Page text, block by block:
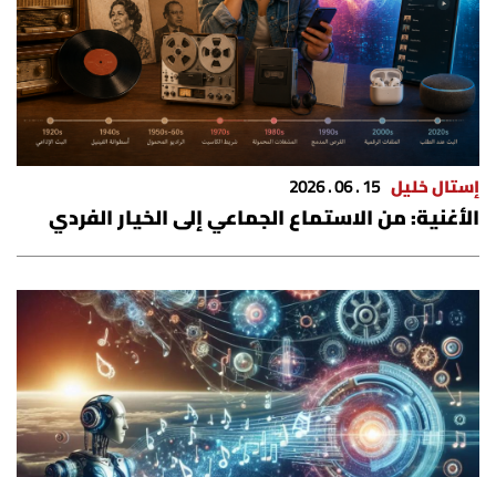
إستال خليل 15 . 06 . 2026
الأغنية: من الاستماع الجماعي إلى الخيار الفردي